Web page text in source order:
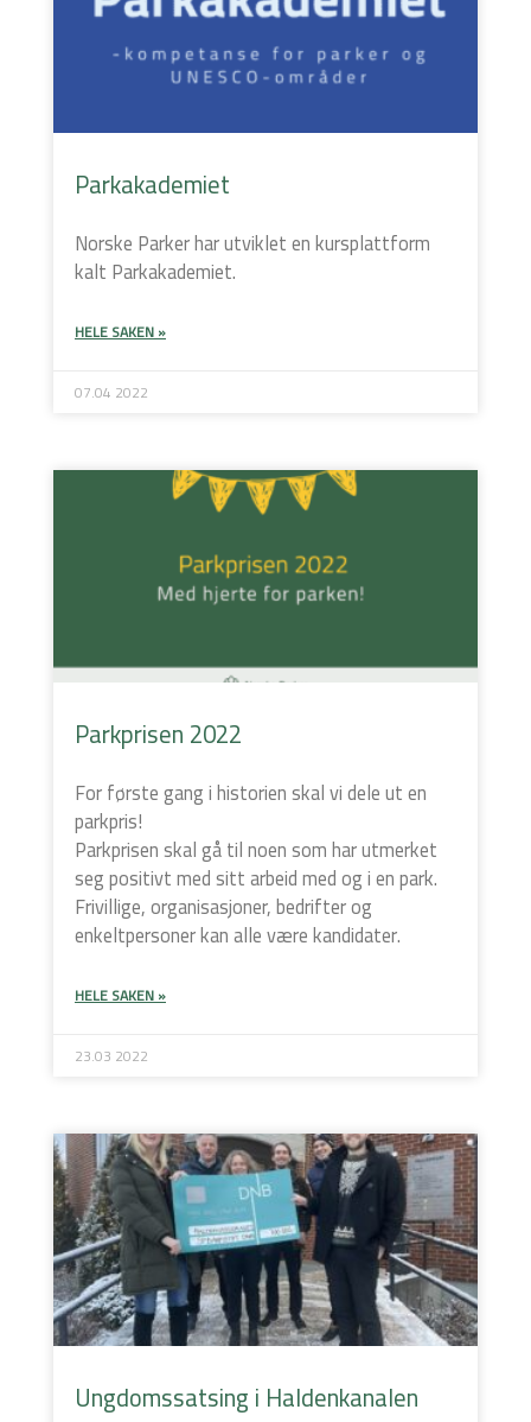
Parkakademiet
Norske Parker har utviklet en kursplattform
kalt Parkakademiet.
HELE SAKEN »
07.04 2022
Parkprisen 2022
For første gang i historien skal vi dele ut en
parkpris!
Parkprisen skal gå til noen som har utmerket
seg positivt med sitt arbeid med og i en park.
Frivillige, organisasjoner, bedrifter og
enkeltpersoner kan alle være kandidater.
HELE SAKEN »
23.03 2022
Ungdomssatsing i Haldenkanalen